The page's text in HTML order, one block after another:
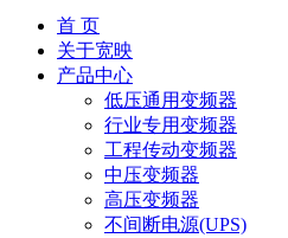
首 页
关于宽映
产品中心
低压通用变频器
行业专用变频器
工程传动变频器
中压变频器
高压变频器
不间断电源(UPS)